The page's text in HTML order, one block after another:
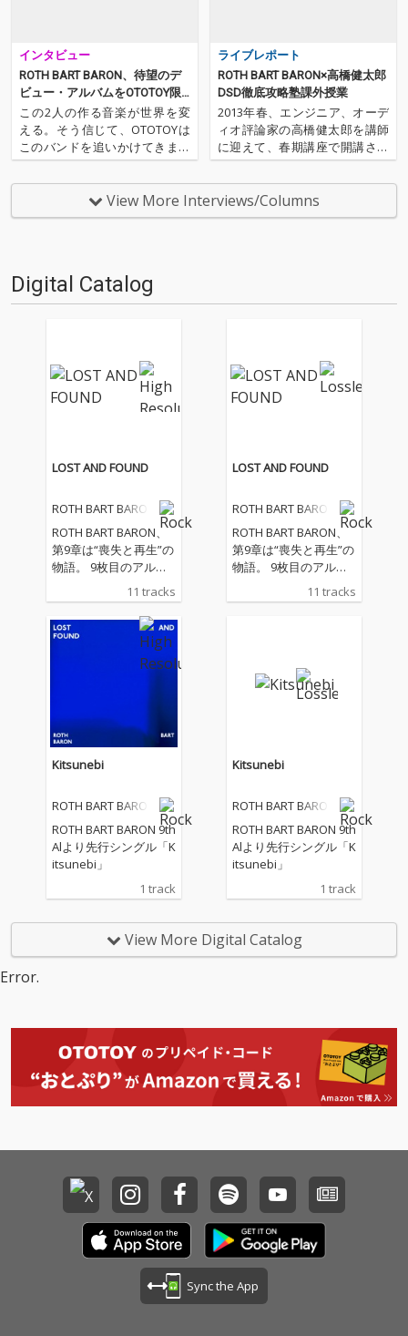
インタビュー
ROTH BART BARON、待望のデ
ビュー・アルバムをOTOTOY限
定でハイレゾ配信&インタヴュ
ー
この2人の作る音楽が世界を変
える。そう信じて、OTOTOYは
このバンドを追いかけてきまし
た。そしていま、その手始めと
なる大きな一歩を踏み出そうと
しています。彼らの名前は、RO
TH BART BARON(ロット・バル
ライブレポート
ROTH BART BARON×高橋健太郎
DSD徹底攻略塾課外授業
2013年春、エンジニア、オーデ
ィオ評論家の高橋健太郎を講師
に迎えて、春期講座で開講され
たDSD徹底攻略塾。MP2、WAV
とも違う”超”高音質、DSDにつ
いてその基礎から学び、実際に
体験する授業をおこないまし
View More Interviews/Columns
Digital Catalog
LOST AND FOUND
ROTH BART BARON
ROTH BART BARON、
第9章は“喪失と再生”の
物語。 9枚目のアルバ
D』は、三船雅也の“現
在地”をこれまで以上に
赤裸々に映し出し、そ
のソングライティング
に宿るファンタジーを
プトは、「この世界で
はなく、In this world –
僕の世界」。現実をた
だ写し取るのではな
ち上がる景色を通し
て、これまで以上にワ
ガママで、大胆に、新
しい方向性を提示して
する楽曲のひとつ「”Y
は、“君はこの世で一番
普遍的な肯定のメッセ
ージへと昇華させた。
現代の複雑な問題を抱
え込んだまま生きる尊
である。原型は数年前
うやく今作というタイ
ミングで世に出ること
となった。珍しくシン
プルな8ビートに乗せ
られた言葉は、どこま
でもストレートに心を
11 tracks
LOST AND FOUND
ROTH BART BARON
ROTH BART BARON、
第9章は“喪失と再生”の
物語。 9枚目のアルバ
ム『LOST AND FOUN
D』は、三船雅也の“現
に宿るファンタジーを
鮮烈に浮かび上がらせ
僕の世界」。現実をた
だ写し取るのではな
ち上がる景色を通し
て、これまで以上にワ
ガママで、大胆に、新
しい方向性を提示して
する楽曲のひとつ「”Y
は、“君はこの世で一番
普遍的な肯定のメッセ
ージへと昇華させた。
現代の複雑な問題を抱
え込んだまま生きる尊
である。原型は数年前
うやく今作というタイ
ミングで世に出ること
となった。珍しくシン
プルな8ビートに乗せ
られた言葉は、どこま
打つ。 音楽的挑戦もま
11 tracks
Kitsunebi
ROTH BART BARON
ROTH BART BARON 9th
Alより先行シングル「K
itsunebi」
1 track
Kitsunebi
ROTH BART BARON
ROTH BART BARON 9th
Alより先行シングル「K
itsunebi」
1 track
View More Digital Catalog
Error.
Sync the App